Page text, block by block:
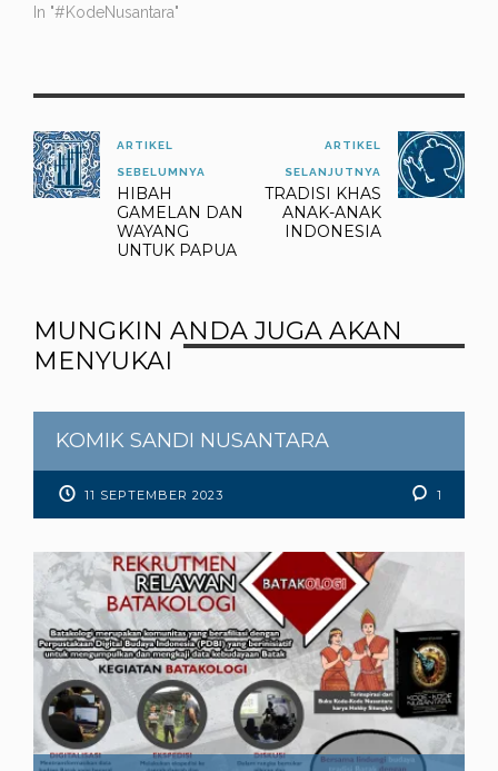
In "#KodeNusantara"
ARTIKEL
SEBELUMNYA
HIBAH
GAMELAN DAN
WAYANG
UNTUK PAPUA
ARTIKEL
SELANJUTNYA
TRADISI KHAS
ANAK-ANAK
INDONESIA
MUNGKIN ANDA JUGA AKAN
MENYUKAI
KOMIK SANDI NUSANTARA
11 SEPTEMBER 2023 1